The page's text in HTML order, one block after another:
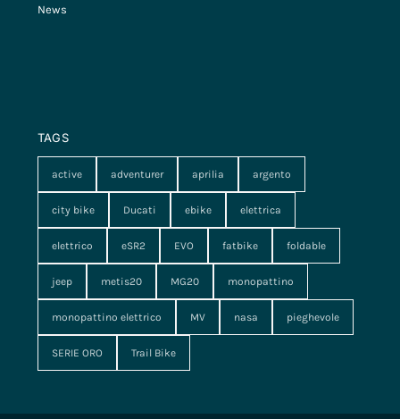
News
TAGS
active adventurer aprilia argento
city bike Ducati ebike elettrica
elettrico eSR2 EVO fatbike foldable
jeep metis20 MG20 monopattino
monopattino elettrico MV nasa pieghevole
SERIE ORO Trail Bike